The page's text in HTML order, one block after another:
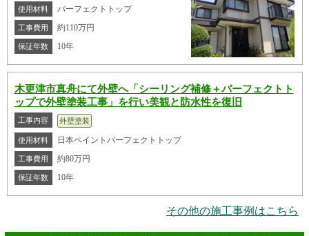
使用材料 パーフェクトトップ
工事費用 約110万円
保証年数 10年
木更津市真舟にて外壁へ「シーリング補修＋パーフェクトト
ップで外壁塗装工事」を行い美観と防水性を復旧
工事内容 外壁塗装
使用材料 日本ペイントパーフェクトトップ
工事費用 約80万円
保証年数 10年
その他の施工事例はこちら